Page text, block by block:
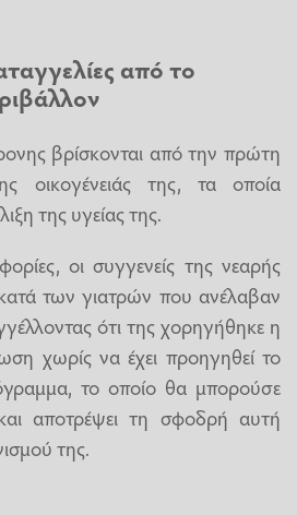
από το
βρίσκονται από την πρώτη
οικογένειάς της, τα οποία
της υγείας της.
οι συγγενείς της νεαρής
των γιατρών που ανέλαβαν
ότι της χορηγήθηκε η
χωρίς να έχει προηγηθεί το
το οποίο θα μπορούσε
αποτρέψει τη σφοδρή αυτή
της.